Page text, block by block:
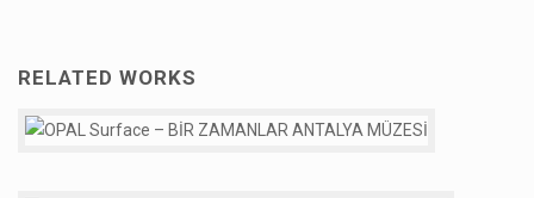
RELATED WORKS